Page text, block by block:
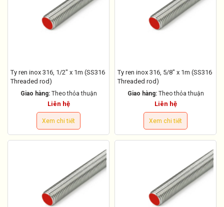
Ty ren inox 316, 1/2" x 1m (SS316
Threaded rod)
Giao hàng: Theo thỏa thuận
Liên hệ
Xem chi tiết
Ty ren inox 316, 5/8" x 1m (SS316
Threaded rod)
Giao hàng: Theo thỏa thuận
Liên hệ
Xem chi tiết